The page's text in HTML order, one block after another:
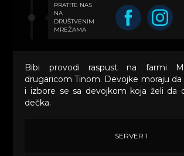
PRATITE NAS
NA
DRUŠTVENIM
MREŽAMA
Bibi provodi raspust na farmi
drugaricom Tinom. Devojke moraju da
i izbore se sa devojkom koja želi da
dečka.
SERVER 1